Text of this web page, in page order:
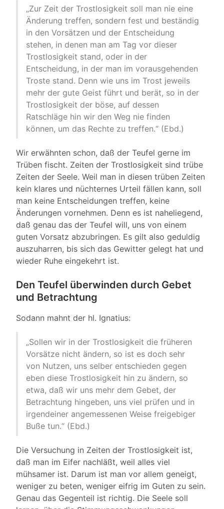
„Zur Zeit der Trostlosigkeit soll man nie eine
Änderung treffen, sondern fest und beständig
in den Vorsätzen und der Entscheidung
stehen, in denen man am Tag vor dieser
Trostlosigkeit stand, oder in der
Entscheidung, in der man im vorausgehenden
Troste stand. Denn wie uns im Trost jeweils
mehr der gute Geist führt und berät, so in der
Trostlosigkeit der böse, auf dessen
Ratschläge hin wir den Weg nie finden
können, um das Rechte zu treffen.“ (Ebd.)
Wir erwähnten schon, daß der Teufel gerne im
Trüben fischt. Zeiten der Trostlosigkeit sind trübe
Zeiten der Seele. Weil man in diesen trüben Zeiten
kein klares und nüchternes Urteil fällen kann, soll
man keine Entscheidungen treffen, keine
Änderungen vornehmen. Denn es ist naheliegend,
daß genau das der Teufel will, uns von einem
guten Vorsatz abzubringen. Es gilt also geduldig
auszuharren, bis sich das Gewitter gelegt hat und
wieder Ruhe eingekehrt ist.
Den Teufel überwinden durch Gebet
und Betrachtung
Sodann mahnt der hl. Ignatius:
„Sollen wir in der Trostlosigkeit die früheren
Vorsätze nicht ändern, so ist es doch sehr
von Nutzen, uns selber entschieden gegen
eben diese Trostlosigkeit hin zu ändern, so
etwa, daß wir uns mehr dem Gebet, der
Betrachtung hingeben, uns viel prüfen und in
irgendeiner angemessenen Weise freigebiger
Buße tun.“ (Ebd.)
Die Versuchung in Zeiten der Trostlosigkeit ist,
daß man im Eifer nachläßt, weil alles viel
mühsamer ist. Darum ist man vor allem geneigt,
weniger zu beten, weniger eifrig im Guten zu sein.
Genau das Gegenteil ist richtig. Die Seele soll